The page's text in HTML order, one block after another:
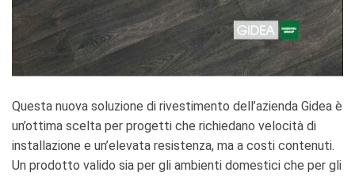
Questa nuova soluzione di rivestimento dell’azienda Gidea è
un’ottima scelta per progetti che richiedano velocità di
installazione e un’elevata resistenza, ma a costi contenuti.
Un prodotto valido sia per gli ambienti domestici che per gli